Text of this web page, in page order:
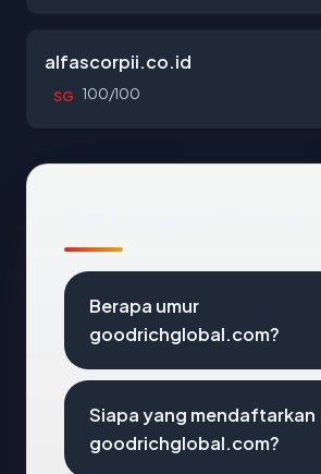
alfascorpii.co.id
SG 100/100
Berapa umur
goodrichglobal.com?
Siapa yang mendaftarkan
goodrichglobal.com?